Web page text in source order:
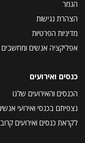
הנמר
הצהרת נגישות
מדיניות הפרטיות
אפליקציה אנשים ומחשבים
כנסים ואירועים
הכנסים והאירועים שלנו
נצפיתם בכנסי ואירועי
לקראת כנסים ואירועים